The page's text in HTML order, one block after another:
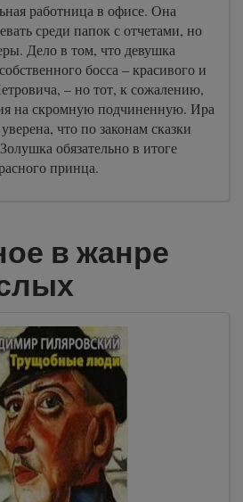
работница в офисе. Она
среди папок с отчетами, но
Дело в том, что девушка
босса – красивого и
– но тот, к сожалению,
на скромную подчиненную. Ира
что по законам сказки
обязательно в итоге
принца.
в жанре